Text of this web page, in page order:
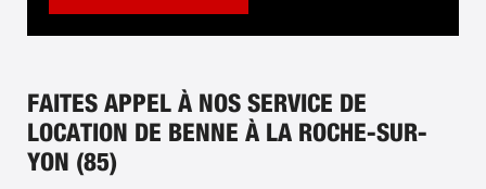
FAITES APPEL À NOS SERVICE DE
LOCATION DE BENNE À LA ROCHE-SUR-
YON (85)